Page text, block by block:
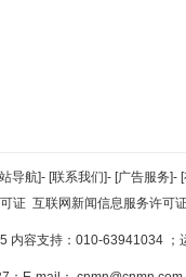
导航]- [联系我们]- [广告服务]-
证 互联网新闻信息服务许可
内容支持：010-63941034